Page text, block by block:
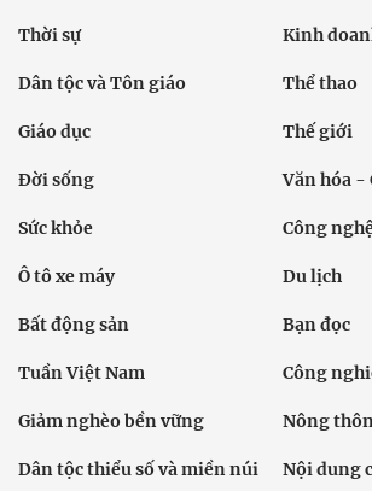
Thời sự Kinh
Dân tộc và Tôn giáo Thể thao
Giáo dục Thế giới
Đời sống Văn hóa -
Sức khỏe Công
Ô tô xe máy Du lịch
Bất động sản Bạn đọc
Tuần Việt Nam Công
Giảm nghèo bền vững Nông
Dân tộc thiểu số và miền núi Nội dung